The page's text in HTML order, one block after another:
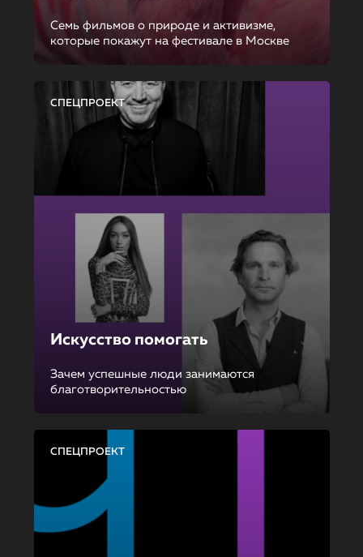
Семь фильмов о природе и активизме,
которые покажут на фестивале в Москве
СПЕЦПРОЕКТ
Искусство помогать
Зачем успешные люди занимаются
благотворительностью
СПЕЦПРОЕКТ